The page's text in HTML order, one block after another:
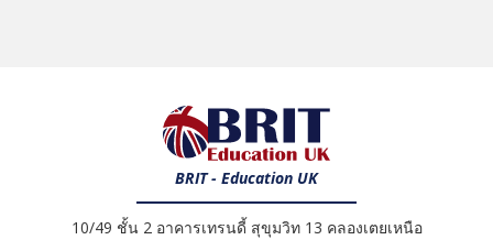
BRIT - Education UK
10/49 ชั้น 2 อาคารเทรนดี้ สุขุมวิท 13 คลองเตยเหนือ